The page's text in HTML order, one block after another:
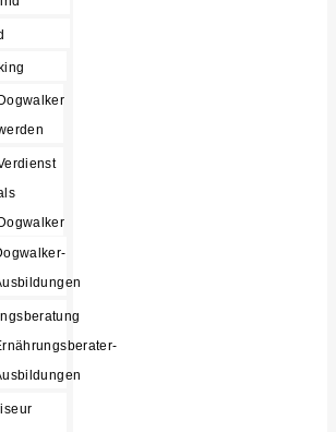
Dogwalker
Dogwalker